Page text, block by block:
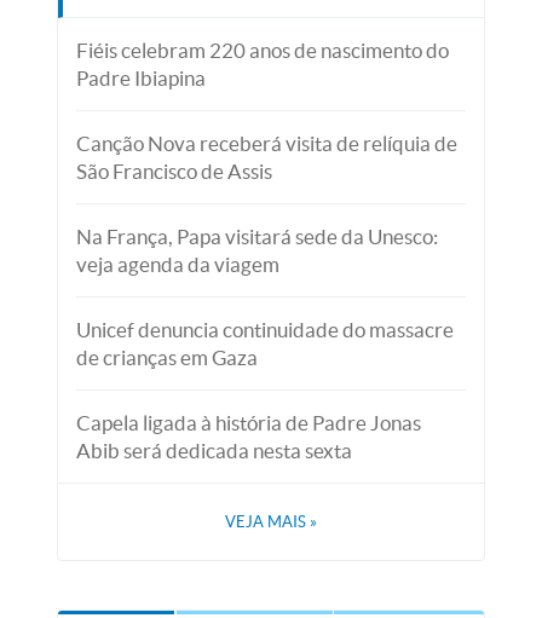
Fiéis celebram 220 anos de nascimento do
Padre Ibiapina
Canção Nova receberá visita de relíquia de
São Francisco de Assis
Na França, Papa visitará sede da Unesco:
veja agenda da viagem
Unicef denuncia continuidade do massacre
de crianças em Gaza
Capela ligada à história de Padre Jonas
Abib será dedicada nesta sexta
VEJA MAIS »